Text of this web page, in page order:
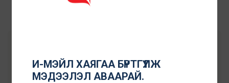
Санал хүсэлт илгээх
И-МЭЙЛ ХАЯГАА БҮРТГҮҮЛЖ
МЭДЭЭЛЭЛ АВААРАЙ.